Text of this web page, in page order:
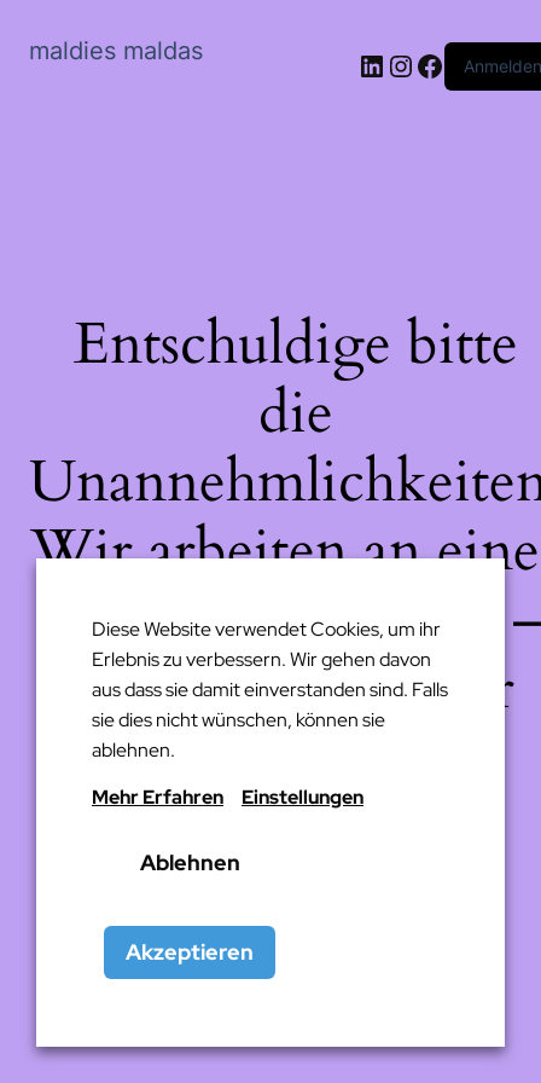
maldies maldas LinkedIn
Instagram
Anmelden
Entschuldige bitte
die
Wir arbeiten an
großartigen Sache
schau bald wieder
Diese Website verwendet Cookies, um ihr
Erlebnis zu verbessern. Wir gehen davon
aus dass sie damit einverstanden sind. Falls
sie dies nicht wünschen, können sie
ablehnen.
Mehr Erfahren
Einstellungen
Ablehnen
Akzeptieren